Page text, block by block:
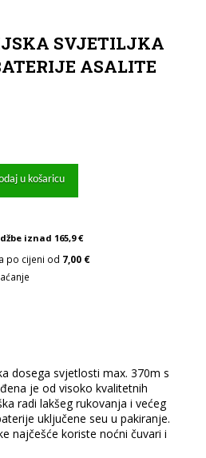
SVJETILJKA
ASALITE
u košaricu
iznad 165,9 €
po cijeni od 7,00 €
dosega svjetlosti max. 370m s
je od visoko kvalitetnih
radi lakšeg rukovanja i većeg
uključene seu u pakiranje.
najčešće koriste noćni čuvari i